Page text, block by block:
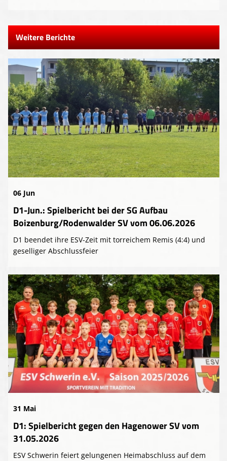
Weitere Berichte
06 Jun
D1-Jun.: Spielbericht bei der SG Aufbau
Boizenburg/Rodenwalder SV vom 06.06.2026
D1 beendet ihre ESV-Zeit mit torreichem Remis (4:4) und
geselliger Abschlussfeier
31 Mai
D1: Spielbericht gegen den Hagenower SV vom
31.05.2026
ESV Schwerin feiert gelungenen Heimabschluss auf dem